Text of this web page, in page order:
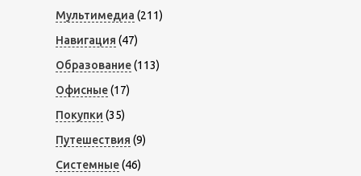
Мультимедиа (211)
Навигация (47)
Образование(113)
Офисные(17)
Покупки (35)
Путешествия (9)
Системные(46)